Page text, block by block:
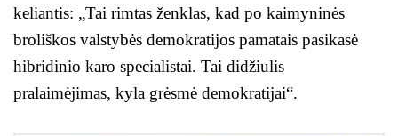
keliantis: „Tai rimtas ženklas, kad po kaimyninės
broliškos valstybės demokratijos pamatais pasikasė
hibridinio karo specialistai. Tai didžiulis
pralaimėjimas, kyla grėsmė demokratijai“.